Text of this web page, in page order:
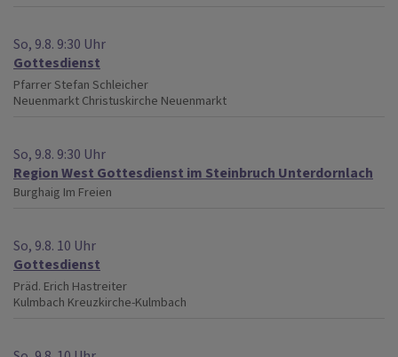
So, 9.8. 9:30 Uhr
Gottesdienst
Pfarrer Stefan Schleicher
Neuenmarkt Christuskirche Neuenmarkt
So, 9.8. 9:30 Uhr
Region West Gottesdienst im Steinbruch Unterdornlach
Burghaig Im Freien
So, 9.8. 10 Uhr
Gottesdienst
Präd. Erich Hastreiter
Kulmbach Kreuzkirche-Kulmbach